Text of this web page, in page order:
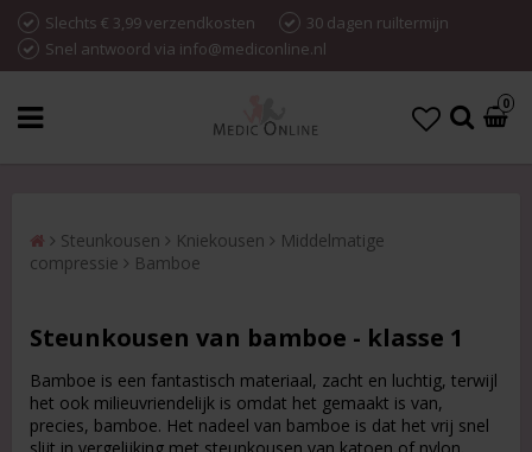
Slechts € 3,99 verzendkosten
30 dagen ruiltermijn
Snel antwoord via info@mediconline.nl
0
Steunkousen Kniekousen
Middelmatige
compressie
Bamboe
Steunkousen van bamboe - klasse 1
Bamboe is een fantastisch materiaal, zacht en luchtig, terwijl
het ook milieuvriendelijk is omdat het gemaakt is van,
precies, bamboe. Het nadeel van bamboe is dat het vrij snel